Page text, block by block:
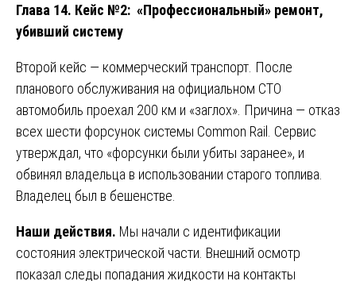
Глава 14. Кейс №2: «Профессиональный» ремонт,
убивший систему
Второй кейс — коммерческий транспорт. После
планового обслуживания на официальном СТО
автомобиль проехал 200 км и «заглох». Причина — отказ
всех шести форсунок системы Common Rail. Сервис
утверждал, что «форсунки были убиты заранее», и
обвинял владельца в использовании старого топлива.
Владелец был в бешенстве.
Наши действия. Мы начали с идентификации
состояния электрической части. Внешний осмотр
показал следы попадания жидкости на контакты